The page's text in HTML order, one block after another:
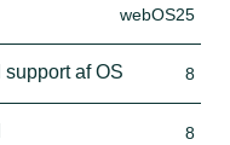
webOS25
af OS 8
8